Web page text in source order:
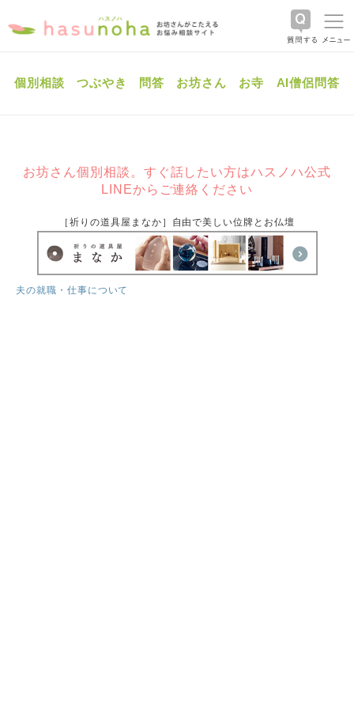
個別相談 つぶやき 問答 お坊さん お寺 AI僧侶問答
お坊さん個別相談。すぐ話したい方はハスノハ公式
LINEからご連絡ください
［祈りの道具屋まなか］自由で美しい位牌とお仏壇
夫の就職・仕事について